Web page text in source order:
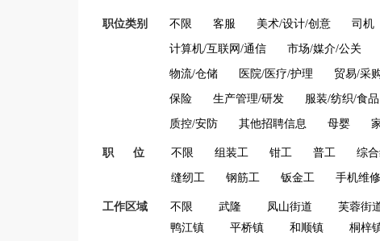
职位类别 不限 客服 美术/设计/创意 司机
计算机/互联网/通信 市场/媒介/公关
物流/仓储 医院/医疗/护理 贸易/采
保险 生产管理/研发 服装/纺织/食品
质控/安防 其他招聘信息 母婴
职 位 不限 组装工 钳工 普工 综
缝纫工 钢筋工 钣金工 手机维修
工作区域 不限 武隆 凤山街道 芙蓉街
鸭江镇
平桥镇 和顺镇 桐梓